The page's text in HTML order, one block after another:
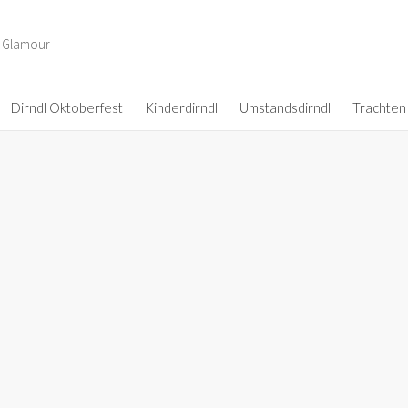
Dirndl Oktoberfest Kinderdirndl Umstandsdirndl